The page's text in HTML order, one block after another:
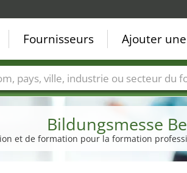
Bildungsmesse
et de formation pour la formation
Fournisseurs Ajouter
Villes Secteurs de foire Secteurs